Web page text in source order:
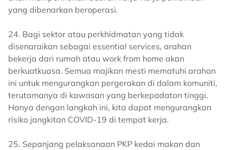
yang dibenarkan beroperasi.
24. Bagi sektor atau perkhidmatan yang tidak
disenaraikan sebagai essential services, arahan
bekerja dari rumah atau work from home akan
berkuatkuasa. Semua majikan mesti mematuhi arahan
ini untuk mengurangkan pergerakan di dalam komuniti,
terutamanya di kawasan yang berkepadatan tinggi.
Hanya dengan langkah ini, kita dapat mengurangkan
risiko jangkitan COVID-19 di tempat kerja.
25. Sepanjang pelaksanaan PKP kedai makan dan